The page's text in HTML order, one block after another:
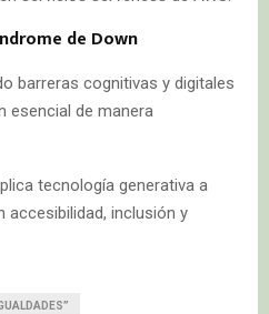
de Down
barreras cognitivas y digitales
esencial de manera
tecnología generativa a
inclusión y